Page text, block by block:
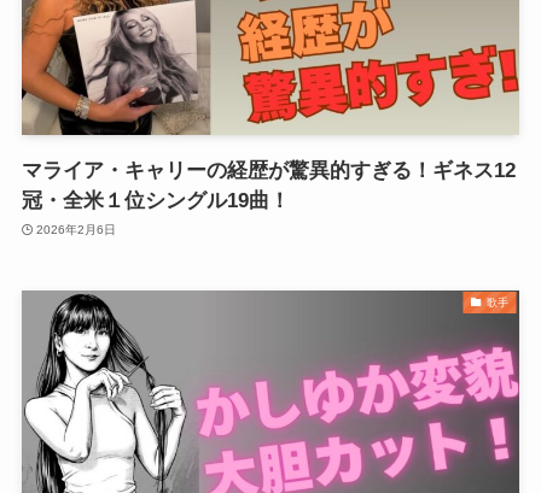
マライア・キャリーの経歴が驚異的すぎる！ギネス12
冠・全米１位シングル19曲！
2026年2月6日
歌手